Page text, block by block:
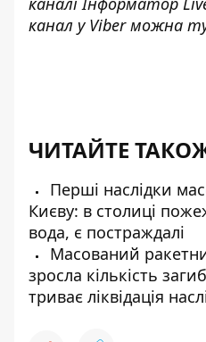
канал у Viber можна
ЧИТАЙТЕ
Перші наслідки
Києву: в столиці
вода, є постраждалі
Масований
зросла кількість
триває ліквідація